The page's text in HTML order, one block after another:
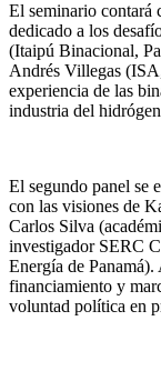
El seminario contará
dedicado a los
(Itaipú Binacional,
Andrés Villegas
experiencia de las
industria del
El segundo panel se
con las visiones de
Carlos Silva
investigador SERC
Energía de
financiamiento y
voluntad política en